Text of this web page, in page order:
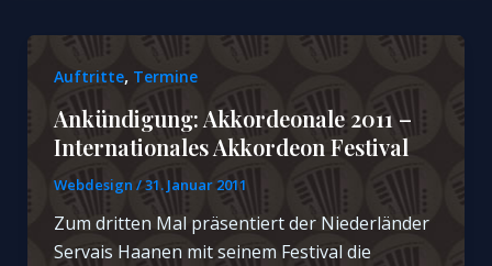
Auftritte, Termine
Ankündigung: Akkordeonale 2011 –
Internationales Akkordeon Festival
Webdesign /31. Januar 2011
Zum dritten Mal präsentiert der Niederländer
Servais Haanen mit seinem Festival die